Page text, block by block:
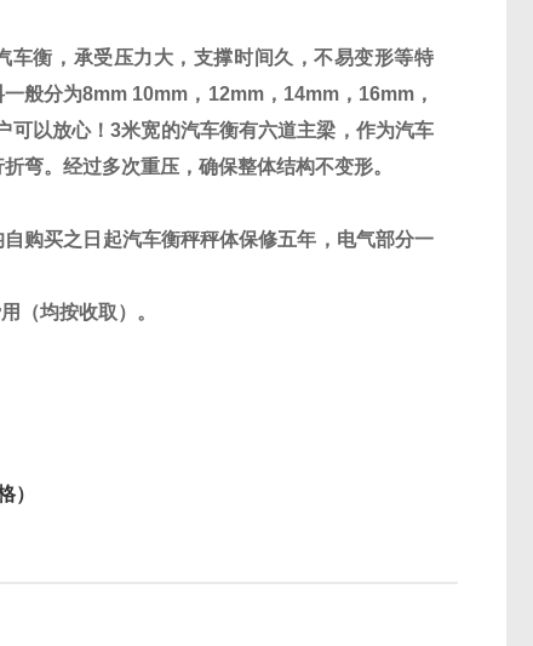
车衡，承受压力大，支撑时间久，不易变形等特
一般分为8mm 10mm ， 12mm， 14mm， 16mm，
可以放心！3米宽的汽车衡有六道主梁，作为汽车
弯。经过多次重压，确保整体结构不变形。
购买之日起汽车衡秤秤体保修五年，电气部分一
（均按收取）。